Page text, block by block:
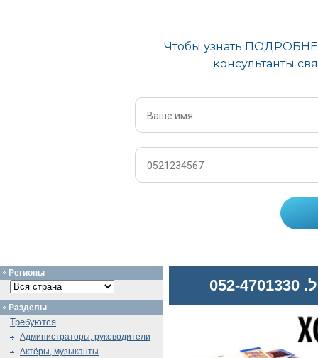
Регионы
Разделы
Требуются
Администраторы, руководители
Актёры, музыканты